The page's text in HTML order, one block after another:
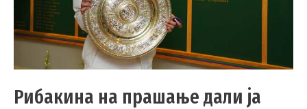
Рибакина на прашање дали ја